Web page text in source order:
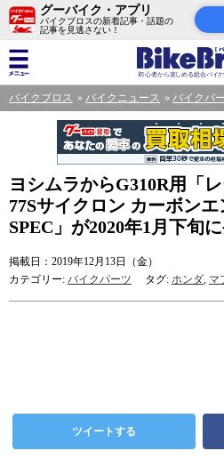
グーバイク・アプリ
バイクブロスの新着記事・話題の
記事を見逃さない！
バイクブロス バイクニュース バイクパ
ヨシムラからG310R用「
77Sサイクロン カーボン
SPEC」が2020年1月下旬
掲載日：2019年12月13日（金）
カテゴリー: バイクパーツ タグ: ホンダ, マ
ツイートする